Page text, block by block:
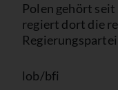
Polen gehört seit
regiert dort die
lob/bfi